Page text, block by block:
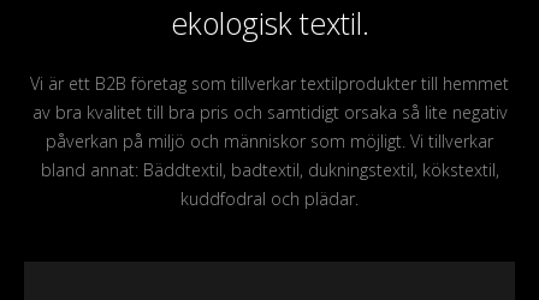
ekologisk textil.
Vi är ett B2B företag som tillverkar textilprodukter till hemmet
av bra kvalitet till bra pris och samtidigt orsaka så lite negativ
påverkan på miljö och människor som möjligt. Vi tillverkar
bland annat: Bäddtextil, badtextil, dukningstextil, kökstextil,
kuddfodral och plädar.